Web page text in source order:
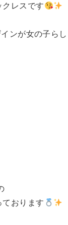
レスです
ンが女の子ら
おります